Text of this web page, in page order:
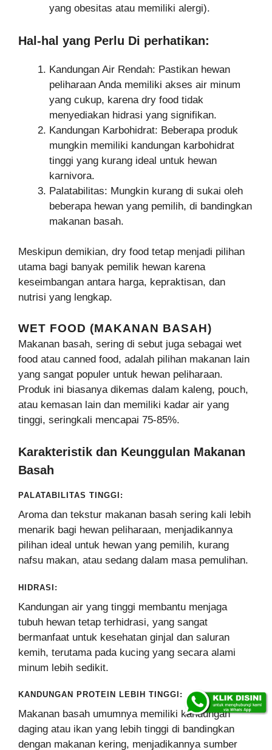
yang obesitas atau memiliki alergi).
Hal-hal yang Perlu Di perhatikan:
Kandungan Air Rendah: Pastikan hewan
peliharaan Anda memiliki akses air minum
yang cukup, karena dry food tidak
menyediakan hidrasi yang signifikan.
Kandungan Karbohidrat: Beberapa produk
mungkin memiliki kandungan karbohidrat
tinggi yang kurang ideal untuk hewan
karnivora.
Palatabilitas: Mungkin kurang di sukai oleh
beberapa hewan yang pemilih, di bandingkan
makanan basah.
Meskipun demikian, dry food tetap menjadi pilihan
utama bagi banyak pemilik hewan karena
keseimbangan antara harga, kepraktisan, dan
nutrisi yang lengkap.
WET FOOD (MAKANAN BASAH)
Makanan basah, sering di sebut juga sebagai wet
food atau canned food, adalah pilihan makanan lain
yang sangat populer untuk hewan peliharaan.
Produk ini biasanya dikemas dalam kaleng, pouch,
atau kemasan lain dan memiliki kadar air yang
tinggi, seringkali mencapai 75-85%.
Karakteristik dan Keunggulan Makanan
Basah
PALATABILITAS TINGGI:
Aroma dan tekstur makanan basah sering kali lebih
menarik bagi hewan peliharaan, menjadikannya
pilihan ideal untuk hewan yang pemilih, kurang
nafsu makan, atau sedang dalam masa pemulihan.
HIDRASI:
Kandungan air yang tinggi membantu menjaga
tubuh hewan tetap terhidrasi, yang sangat
bermanfaat untuk kesehatan ginjal dan saluran
kemih, terutama pada kucing yang secara alami
minum lebih sedikit.
KANDUNGAN PROTEIN LEBIH TINGGI:
Makanan basah umumnya memiliki kandungan
daging atau ikan yang lebih tinggi di bandingkan
dengan makanan kering, menjadikannya sumber